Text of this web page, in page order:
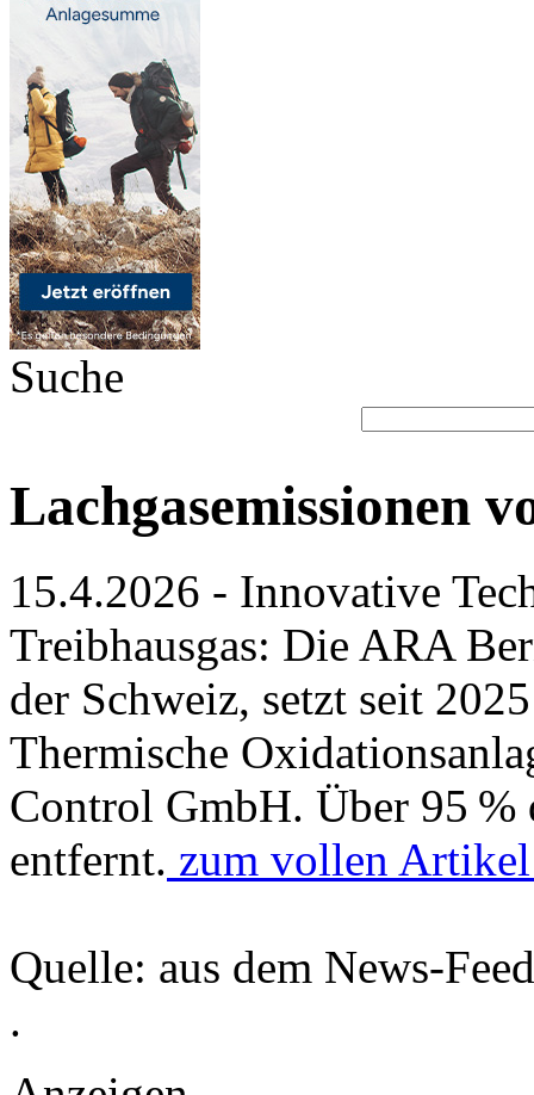
Suche
Lachgasemissionen
15.4.2026 - Innovative
Treibhausgas: Die ARA
der Schweiz, setzt seit
Thermische
Control GmbH. Über 95 %
entfernt. zum vollen Artikel
Quelle: aus dem News-
.